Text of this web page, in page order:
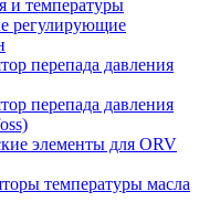
и температуры
регулирующие
перепада давления
перепада давления
элементы для ORV
температуры масла